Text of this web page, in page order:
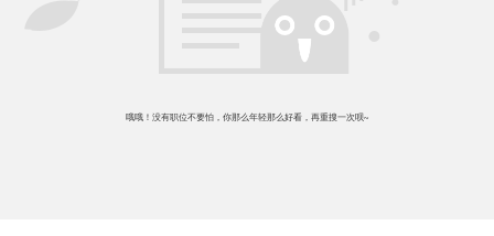
哦哦！没有职位不要怕，你那么年轻那么好看，再重搜一次呗~